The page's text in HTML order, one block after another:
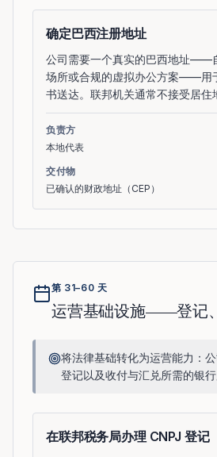
确定巴西注册地址
公司需要一个真实的巴西地址——
场所或合规的虚拟办公方案——用
书送达。联邦机关通常不接受居住
负责方
本地代表
交付物
已确认的财政地址（CEP）
第 31–60 天
运营基础设施——登记
将法律基础转化为运营能力：
登记以及收付与汇兑所需的银行
在联邦税务局办理 CNPJ 登记